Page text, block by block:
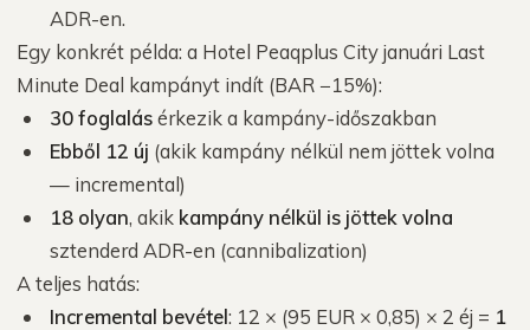
ADR-en.
Egy konkrét példa: a Hotel Peaqplus City januári Last
Minute Deal kampányt indít (BAR −15%):
30 foglalásérkezik a kampány-időszakban
Ebből 12 új (akik kampány nélkül nem jöttek volna
— incremental)
18 olyan, akik kampány nélkül is jöttek volna
sztenderd ADR-en (cannibalization)
A teljes hatás:
Incremental bevétel: 12 × (95 EUR × 0,85) × 2 éj = 1